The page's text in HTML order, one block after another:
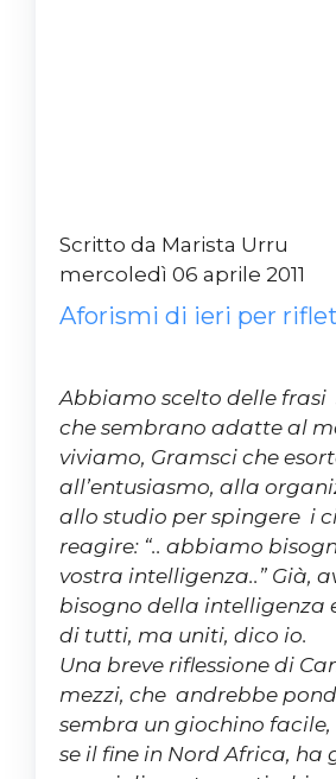
Scritto da Marista Urru
mercoledì 06 aprile 2011
Aforismi di ieri per
Abbiamo scelto delle
che sembrano adatte al
viviamo, Gramsci che
all’entusiasmo, alla
allo studio per spingere i
reagire: “.. abbiamo
vostra intelligenza..” Già,
bisogno della intelligenza
di tutti, ma uniti, dico io.
Una breve riflessione di
mezzi, che andrebbe
sembra un giochino
se il fine in Nord Africa, ha